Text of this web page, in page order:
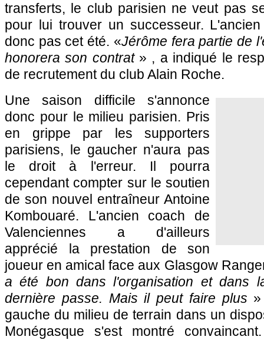
transferts, le club parisien ne veut pas
pour lui trouver un successeur.
donc pas cet été. «Jérôme fera partie de
honorera son contrat » , a indiqué le
de recrutement du club Alain Roche.
Une saison difficile s'annonce
donc pour le milieu parisien. Pris
en grippe par les supporters
parisiens, le gaucher n'aura pas
le droit à l'erreur. Il pourra
cependant compter sur le soutien
de son nouvel entraîneur Antoine
Kombouaré. L'ancien coach de
Valenciennes a d'ailleurs
apprécié la prestation de son
joueur en amical face aux Glasgow
a été bon dans l'organisation et dans
dernière passe. Mais il peut faire plus
gauche du milieu de terrain dans un
Monégasque s'est montré